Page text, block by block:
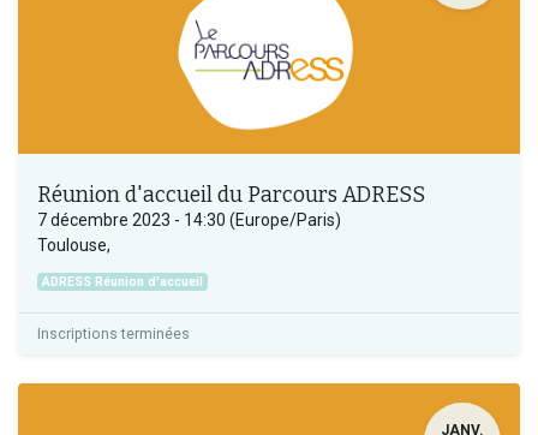
Réunion d'accueil du Parcours ADRESS
7 décembre 2023 - 14:30 (Europe/Paris)
Toulouse,
ADRESS Réunion d'accueil
Inscriptions terminées
JANV.